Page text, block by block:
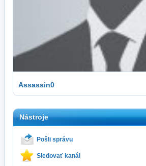
Assassin0
Nástroje
Pošli správu
Sledovať kanál